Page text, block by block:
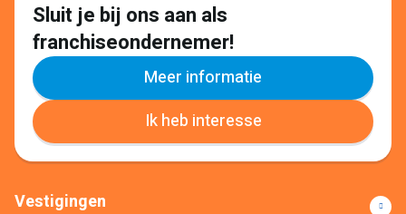
Sluit je bij ons aan als
franchiseondernemer!
Meer informatie
Ik heb interesse
Vestigingen